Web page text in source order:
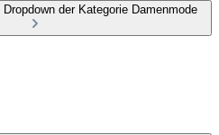
der Kategorie Damenmode